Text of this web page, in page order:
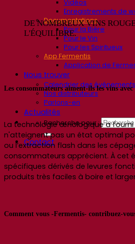
Vidéos
Enregistrements de
Documentations
Pour la Bière
Pour le Vin
Pour les Spiritueux
App Fermentis
Application de
Nous trouver
Calendrier des événements
Nos distributeurs
Parlons-en
Actualités
Recherche pour :
Contact
DE NOMBREUX VINS
L'ÉQUILIBRE.
Les consommateurs aiment-ils les vins
La technologie œnologique a
n'atteignent pas un état optimal
ou l’extraction flash dans les
consommateurs apprécient. À cet
spécifiques dérivés de levures
produits très faciles à boire et
Comment vous -Fermentis- contribuez-